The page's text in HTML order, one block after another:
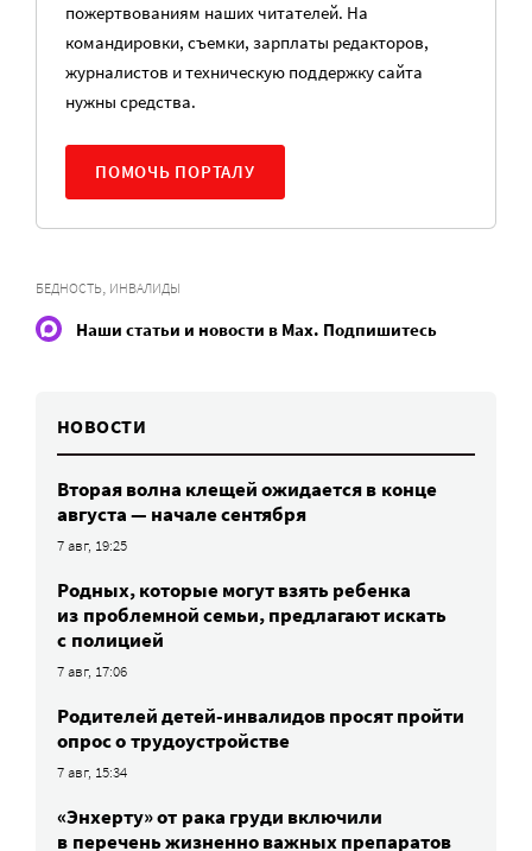
пожертвованиям наших читателей. На
командировки, съемки, зарплаты редакторов,
журналистов и техническую поддержку сайта
нужны средства.
ПОМОЧЬ ПОРТАЛУ
БЕДНОСТЬ, ИНВАЛИДЫ
Наши статьи и новости в Max. Подпишитесь
НОВОСТИ
Вторая волна клещей ожидается в конце
августа — начале сентября
7 авг, 19:25
Родных, которые могут взять ребенка
из проблемной семьи, предлагают искать
с полицией
7 авг, 17:06
Родителей детей-инвалидов просят пройти
опрос о трудоустройстве
7 авг, 15:34
«Энхерту» от рака груди включили
в перечень жизненно важных препаратов